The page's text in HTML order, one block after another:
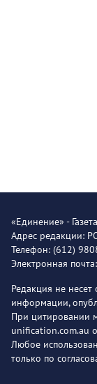
«Единение» -
Адрес редакции:
Телефон: (612)
Электронная
Редакция не несет
информации,
При цитировании
unification.com.au
Любое
только по